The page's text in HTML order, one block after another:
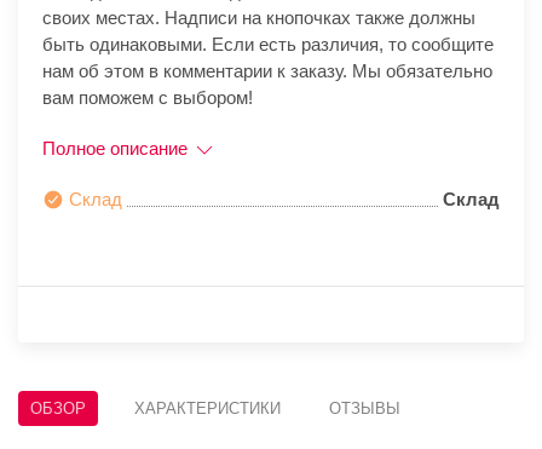
своих местах. Надписи на кнопочках также должны
быть одинаковыми. Если есть различия, то сообщите
нам об этом в комментарии к заказу. Мы обязательно
вам поможем с выбором!
Полное описание
Склад Склад
ОБЗОР ХАРАКТЕРИСТИКИ ОТЗЫВЫ